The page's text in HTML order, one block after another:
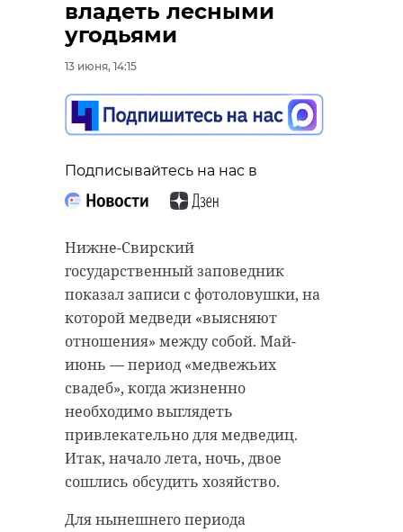
владеть лесными
угодьями
13 июня, 14:15
Подписывайтесь на нас в
Нижне-Свирский
государственный заповедник
показал записи с фотоловушки, на
которой медведи «выясняют
отношения» между собой. Май-
июнь — период «медвежьих
свадеб», когда жизненно
необходимо выглядеть
привлекательно для медведиц.
Итак, начало лета, ночь, двое
сошлись обсудить хозяйство.
Для нынешнего периода